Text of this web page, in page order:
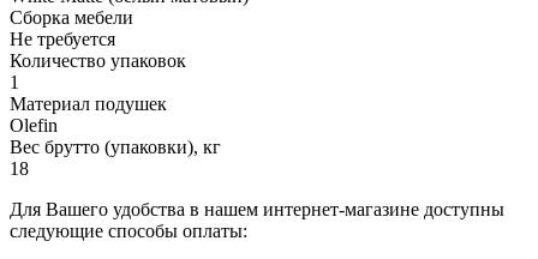
Сборка мебели
Не требуется
Количество упаковок
1
Материал подушек
Olefin
Вес брутто (упаковки), кг
18
Для Вашего удобства в нашем интернет-магазине доступны
следующие способы оплаты: